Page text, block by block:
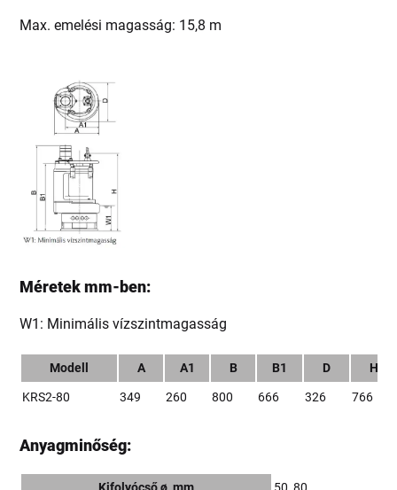
Max. emelési magasság: 15,8 m
Méretek mm-ben:
W1: Minimális vízszintmagasság
Modell A A1 B B1 D H
KRS2-80 349 260 800 666 326 766
Anyagminőség: